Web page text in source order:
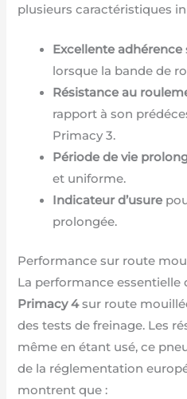
plusieurs caractéristiques
Excellente adhérence
lorsque la bande de
Résistance au
rapport à son
Primacy 3.
Période de vie
et uniforme.
Indicateur d’usure
prolongée.
Performance sur route
La performance essentielle
Primacy 4sur route
des tests de freinage. Les
même en étant usé, ce
de la réglementation
montrent que :